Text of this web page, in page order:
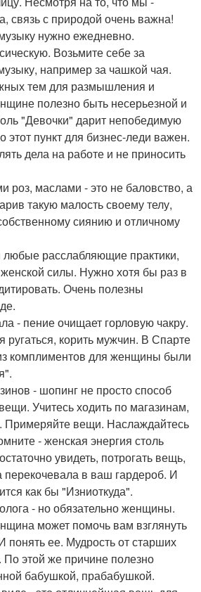
связь с природой очень важна!
нужно ежедневно.
Возьмите себе за
например за чашкой чая.
тем для размышления и
полезно быть несерьезной и
"Девочки" дарит непобедимую
этот пункт для бизнес-леди важен.
дела на работе и не приносить
роз, маслами - это не баловство, а
такую малость своему телу,
сиянию и отличному
любые расслабляющие практики,
силы. Нужно хотя бы раз в
Очень полезны
- пение очищает горловую чакру.
ругаться, корить мужчин. В Спарте
комплиментов для женщины были
- шопинг не просто способ
Учитесь ходить по магазинам,
Примеряйте вещи. Наслаждайтесь
- женская энергия столь
увидеть, потрогать вещь,
перекочевала в ваш гардероб. И
как бы "Изниоткуда".
- но обязательно женщины.
может помочь вам взглянуть
понять ее. Мудрость от старших
этой же причине полезно
бабушкой, прабабушкой.